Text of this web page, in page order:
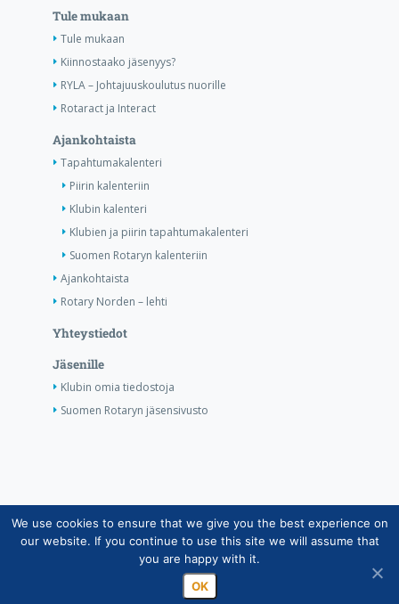
Tule mukaan
Tule mukaan
Kiinnostaako jäsenyys?
RYLA – Johtajuuskoulutus nuorille
Rotaract ja Interact
Ajankohtaista
Tapahtumakalenteri
Piirin kalenteriin
Klubin kalenteri
Klubien ja piirin tapahtumakalenteri
Suomen Rotaryn kalenteriin
Ajankohtaista
Rotary Norden – lehti
Yhteystiedot
Jäsenille
Klubin omia tiedostoja
Suomen Rotaryn jäsensivusto
Copyright © Suomen Rotarypalvelu ry 2026 |
Jäsentietojärjestelmän tietosuojaseloste| Henkilötietojen
käsittely Rotarytoiminnassa
We use cookies to ensure that we give you the best experience on
our website. If you continue to use this site we will assume that
you are happy with it.
OK